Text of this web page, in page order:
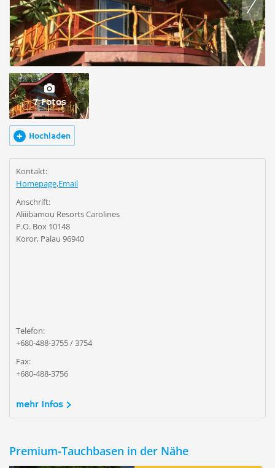
7 Fotos
Hochladen
Kontakt:
Homepage,Email
Anschrift:
Aliiibamou Resorts Carolines
P.O. Box 10148
Koror, Palau 96940
Telefon:
+680-488-3755 / 3754
Fax:
+680-488-3756
mehr Infos
Premium-Tauchbasen in der Nähe